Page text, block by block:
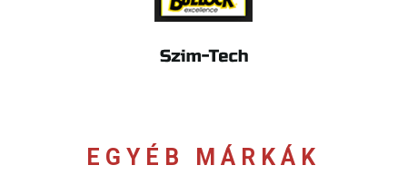
EGYÉB MÁRKÁK